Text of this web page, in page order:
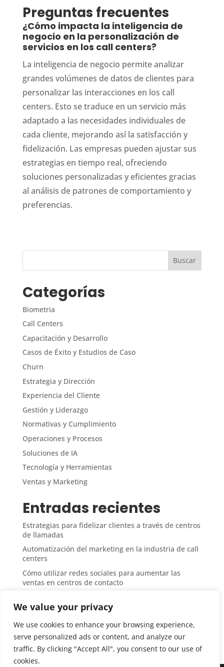
We value your privacy
We use cookies to enhance your browsing experience,
serve personalized ads or content, and analyze our
traffic. By clicking "Accept All", you consent to our use of
cookies.
Preguntas frecuentes
¿Cómo impacta la inteligencia de
negocio en la personalización de
servicios en los call centers?
La inteligencia de negocio permite analizar
grandes volúmenes de datos de clientes para
personalizar las interacciones en los call
centers. Esto se traduce en un servicio más
adaptado a las necesidades individuales de
cada cliente, mejorando así la satisfacción y
fidelización. Las empresas pueden ajustar sus
estrategias en tiempo real, ofreciendo
soluciones personalizadas y eficientes gracias
al análisis de patrones de comportamiento y
preferencias.
Categorías
Biometria
Call Centers
Capacitación y Desarrollo
Casos de Éxito y Estudios de Caso
Churn
Estrategia y Dirección
Experiencia del Cliente
Gestión y Liderazgo
Normativas y Cumplimiento
Operaciones y Procesos
Soluciones de IA
Tecnología y Herramientas
Ventas y Marketing
Entradas recientes
Estrategias para fidelizar clientes a través de centros
de llamadas
Automatización del marketing en la industria de call
centers
Cómo utilizar redes sociales para aumentar las
ventas en centros de contacto
centers
Técnicas de upselling y cross-selling en atención
telefónica